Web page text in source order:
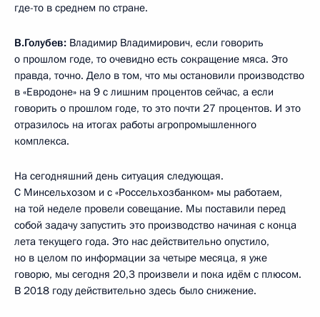
где-то в среднем по стране.
В.Голубев: Владимир Владимирович, если говорить
о прошлом годе, то очевидно есть сокращение мяса. Это
правда, точно. Дело в том, что мы остановили производство
в «Евродоне» на 9 с лишним процентов сейчас, а если
говорить о прошлом годе, то это почти 27 процентов. И это
отразилось на итогах работы агропромышленного
комплекса.
На сегодняшний день ситуация следующая.
С Минсельхозом и с «Россельхозбанком» мы работаем,
на той неделе провели совещание. Мы поставили перед
собой задачу запустить это производство начиная с конца
лета текущего года. Это нас действительно опустило,
но в целом по информации за четыре месяца, я уже
говорю, мы сегодня 20,3 произвели и пока идём с плюсом.
В 2018 году действительно здесь было снижение.